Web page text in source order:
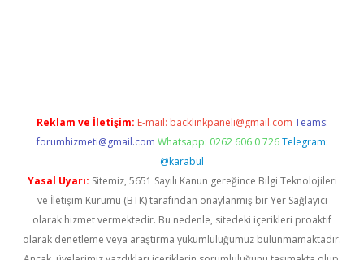
Reklam ve İletişim: E-mail: backlinkpaneli@gmail.com Teams:
forumhizmeti@gmail.com Whatsapp: 0262 606 0 726 Telegram:
@karabul
Yasal Uyarı: Sitemiz, 5651 Sayılı Kanun gereğince Bilgi Teknolojileri
ve İletişim Kurumu (BTK) tarafından onaylanmış bir Yer Sağlayıcı
olarak hizmet vermektedir. Bu nedenle, sitedeki içerikleri proaktif
olarak denetleme veya araştırma yükümlülüğümüz bulunmamaktadır.